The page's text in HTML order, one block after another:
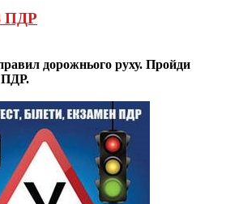
ПДР
дорожнього руху. Пройди
ПДР.